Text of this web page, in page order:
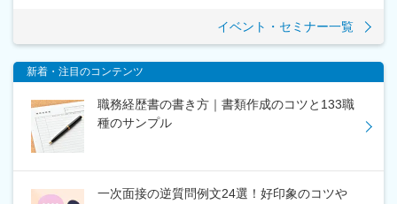
イベント・セミナー一覧
新着・注目のコンテンツ
職務経歴書の書き方｜書類作成のコツと133職
種のサンプル
一次面接の逆質問例文24選！好印象のコツや